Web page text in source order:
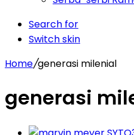
Search for
Switch skin
Home/generasi milenial
generasi